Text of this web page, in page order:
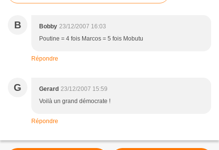
B Bobby 23/12/2007 16:03
Poutine = 4 fois Marcos = 5 fois Mobutu
Répondre
G Gerard 23/12/2007 15:59
Voilà un grand démocrate !
Répondre